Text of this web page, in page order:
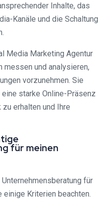
Inhalte, das
Kanäle und die Schaltung
Media Marketing Agentur
messen und analysieren,
vorzunehmen. Sie
eine starke Online-Präsenz
erhalten und Ihre
für meinen
für
einige Kriterien beachten.